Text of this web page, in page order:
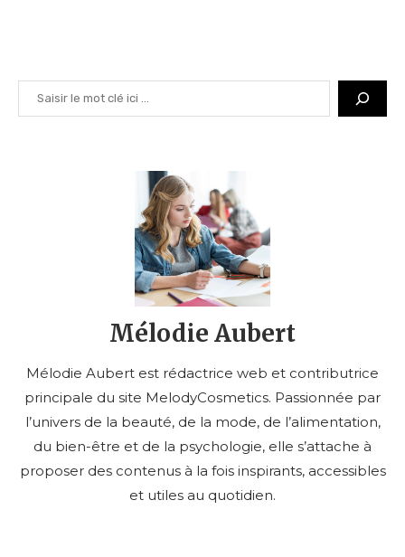
Mélodie Aubert
Mélodie Aubert est rédactrice web et contributrice
principale du site MelodyCosmetics. Passionnée par
l’univers de la beauté, de la mode, de l’alimentation,
du bien-être et de la psychologie, elle s’attache à
proposer des contenus à la fois inspirants, accessibles
et utiles au quotidien.